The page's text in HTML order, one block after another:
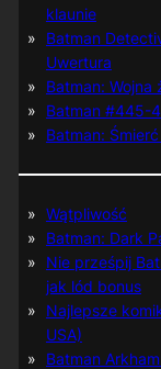
klaunie
Batman
Uwertura
Batman:
Batman #445-
Batman:
Wątpliwość
Batman: Dark
Nie prześpij
jak lód bonus
Najlepsze
USA)
Batman